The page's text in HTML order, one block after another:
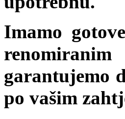
Imamo
garantujemo
po vašim